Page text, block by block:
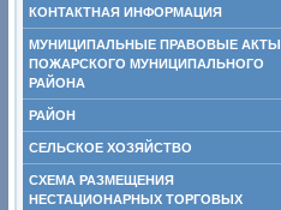
КОНТАКТНАЯ ИНФОРМАЦИЯ
МУНИЦИПАЛЬНЫЕ ПРАВОВЫЕ АКТЫ
ПОЖАРСКОГО МУНИЦИПАЛЬНОГО
РАЙОНА
РАЙОН
СЕЛЬСКОЕ ХОЗЯЙСТВО
СХЕМА РАЗМЕЩЕНИЯ
НЕСТАЦИОНАРНЫХ ТОРГОВЫХ